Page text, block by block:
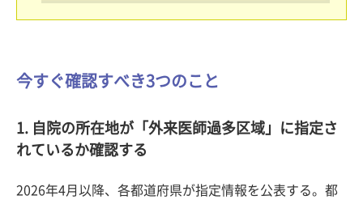
今すぐ確認すべき3つのこと
1. 自院の所在地が「外来医師過多区域」に指定さ
れているか確認する
2026年4月以降、各都道府県が指定情報を公表する。都